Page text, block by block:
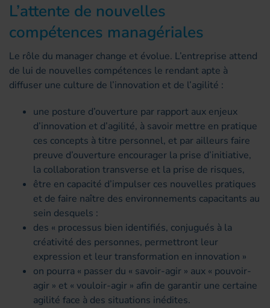
L’attente de nouvelles
compétences managériales
Le rôle du manager change et évolue. L’entreprise attend
de lui de nouvelles compétences le rendant apte à
diffuser une culture de l’innovation et de l’agilité :
une posture d’ouverture par rapport aux enjeux
d’innovation et d’agilité, à savoir mettre en pratique
ces concepts à titre personnel, et par ailleurs faire
preuve d’ouverture encourager la prise d’initiative,
la collaboration transverse et la prise de risques,
être en capacité d’impulser ces nouvelles pratiques
et de faire naître des environnements capacitants au
sein desquels :
des « processus bien identifiés, conjugués à la
créativité des personnes, permettront leur
expression et leur transformation en innovation »
on pourra « passer du « savoir-agir » aux « pouvoir-
agir » et « vouloir-agir » afin de garantir une certaine
agilité face à des situations inédites.